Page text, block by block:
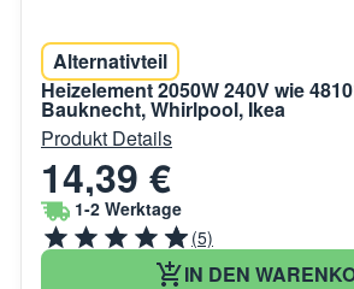
Alternativteil
Heizelement 2050W 240V wie
Bauknecht, Whirlpool, Ikea
Produkt Details
14,39 €
1-2 Werktage
(5)
IN DEN